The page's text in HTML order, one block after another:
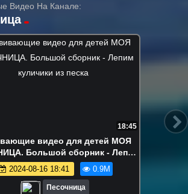
Видео На Канале:
22:15
Ням в поиске вкусняшек!
видео про игрушки
2024-08-12 18:04 840.0K
Песочница